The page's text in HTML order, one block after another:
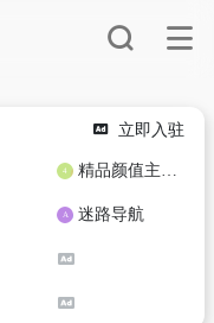
立即入驻
精品颜值主播定制
迷路导航